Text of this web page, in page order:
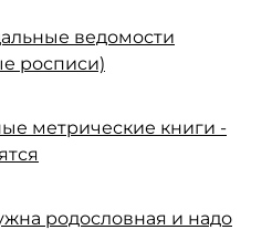
ведомости
росписи)
метрические книги -
родословная и надо